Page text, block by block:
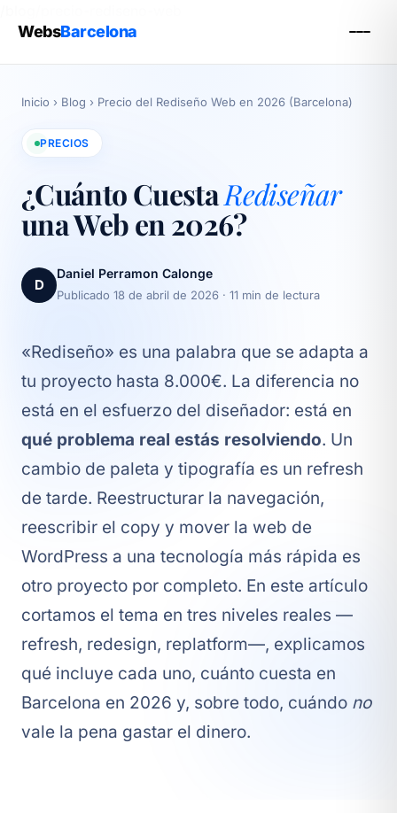
WebsBarcelona
Inicio › Blog › Precio del Rediseño Web en 2026 (Barcelona)
PRECIOS
¿Cuánto CuestaRediseñar
una Web en 2026?
D
Daniel Perramon Calonge
Publicado 18 de abril de 2026 · 11 min de lectura
«Rediseño» es una palabra que se adapta a
tu proyecto hasta 8.000€. La diferencia no
está en el esfuerzo del diseñador: está en
qué problema real estás resolviendo. Un
cambio de paleta y tipografía es un refresh
de tarde. Reestructurar la navegación,
reescribir el copy y mover la web de
WordPress a una tecnología más rápida es
otro proyecto por completo. En este artículo
cortamos el tema en tres niveles reales —
refresh, redesign, replatform—, explicamos
qué incluye cada uno, cuánto cuesta en
Barcelona en 2026 y, sobre todo, cuándo no
vale la pena gastar el dinero.